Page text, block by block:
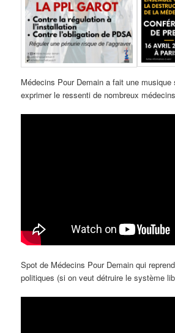
Médecins Pour Demain a fait une musique
exprimer le ressenti de nombreux
Spot de Médecins Pour Demain qui
politiques (si on veut détruire le système